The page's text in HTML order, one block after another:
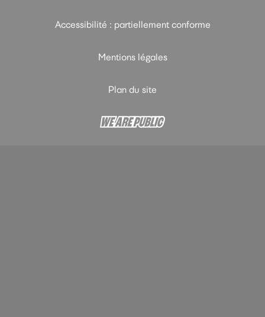
Accessibilité : partiellement conforme
Mentions légales
Plan du site